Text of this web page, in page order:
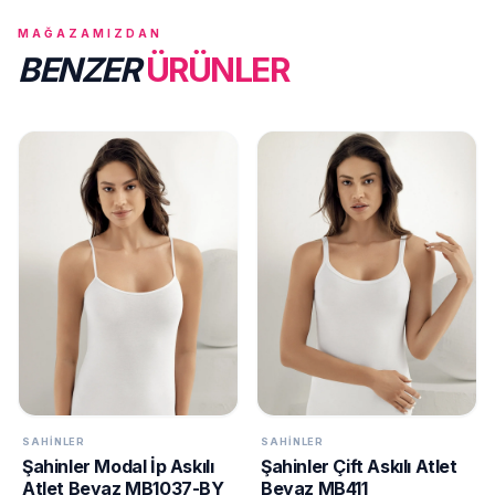
MAĞAZAMIZDAN
BENZERÜRÜNLER
SAHINLER
Şahinler Modal İp Askılı
Atlet Beyaz MB1037-BY
SAHINLER
Şahinler Çift Askılı Atlet
Beyaz MB411